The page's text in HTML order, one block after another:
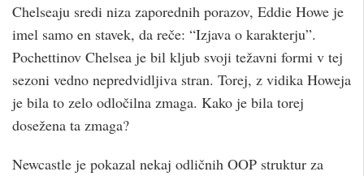
Chelseaju sredi niza zaporednih porazov, Eddie Howe je
imel samo en stavek, da reče: “Izjava o karakterju”.
Pochettinov Chelsea je bil kljub svoji težavni formi v tej
sezoni vedno nepredvidljiva stran. Torej, z vidika Howeja
je bila to zelo odločilna zmaga. Kako je bila torej
dosežena ta zmaga?
Newcastle je pokazal nekaj odličnih OOP struktur za